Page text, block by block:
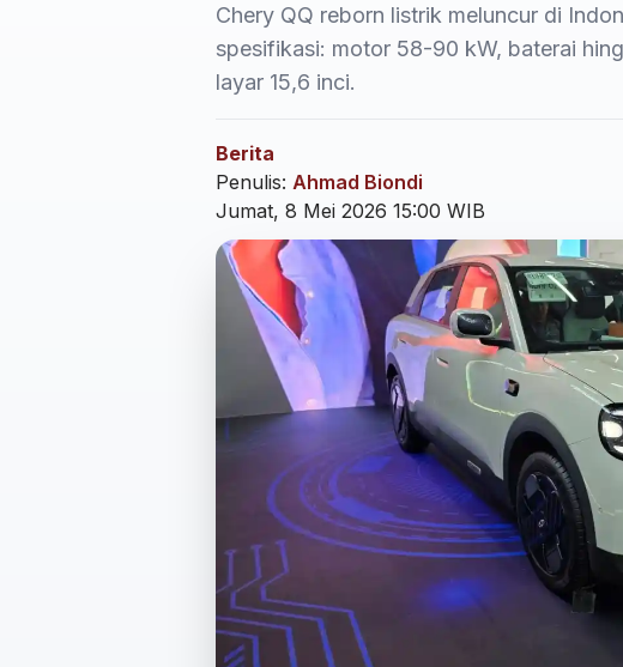
Chery QQ reborn listrik meluncur di
spesifikasi: motor 58-90 kW, baterai
layar 15,6 inci.
Berita
Penulis: Ahmad Biondi
Jumat, 8 Mei 2026 15:00 WIB